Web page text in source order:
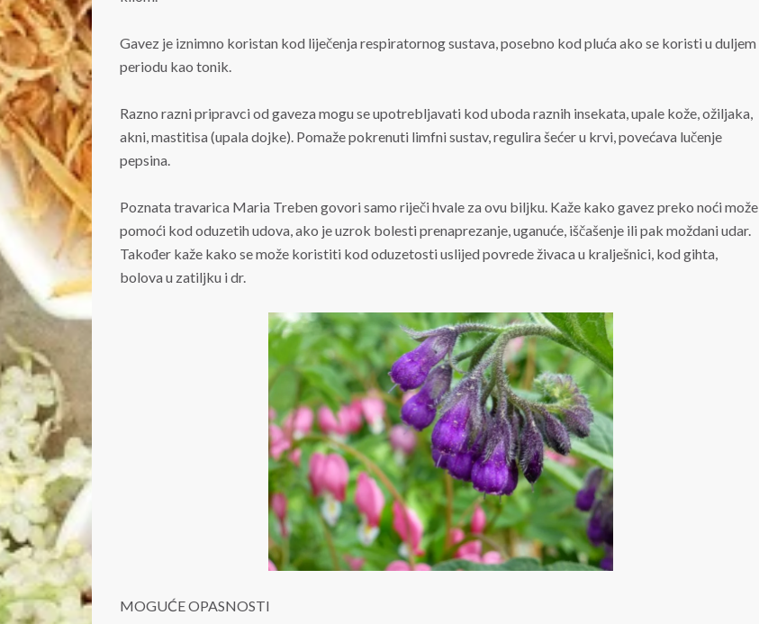
Gavez je iznimno koristan kod liječenja respiratornog sustava, posebno kod pluća ako se koristi u duljem
periodu kao tonik.
Razno razni pripravci od gaveza mogu se upotrebljavati kod uboda raznih insekata, upale kože, ožiljaka,
akni, mastitisa (upala dojke). Pomaže pokrenuti limfni sustav, regulira šećer u krvi, povećava lučenje
pepsina.
Poznata travarica Maria Treben govori samo riječi hvale za ovu biljku. Kaže kako gavez preko noći može
pomoći kod oduzetih udova, ako je uzrok bolesti prenaprezanje, uganuće, iščašenje ili pak moždani udar.
Također kaže kako se može koristiti kod oduzetosti uslijed povrede živaca u kralješnici, kod gihta,
bolova u zatiljku i dr.
MOGUĆE OPASNOSTI